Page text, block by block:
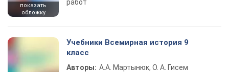
показать
обложку
работ
Учебники Всемирная история 9
класс
Авторы: А.А. Мартынюк, О. А. Гисем